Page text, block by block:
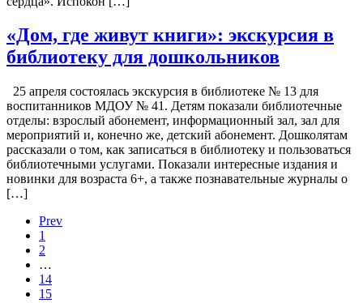
«Дом, где живут книги»: экскурсия в
библиотеку для дошкольников
25 апреля состоялась экскурсия в библиотеке № 13 для
воспитанников МДОУ № 41. Детям показали библиотечные
отделы: взрослый абонемент, информационный зал, зал для
мероприятий и, конечно же, детский абонемент. Дошколятам
рассказали о том, как записаться в библиотеку и пользоваться
библиотечными услугами. Показали интересные издания и
новинки для возраста 6+, а также познавательные журналы о
[…]
Prev
1
2
…
14
15